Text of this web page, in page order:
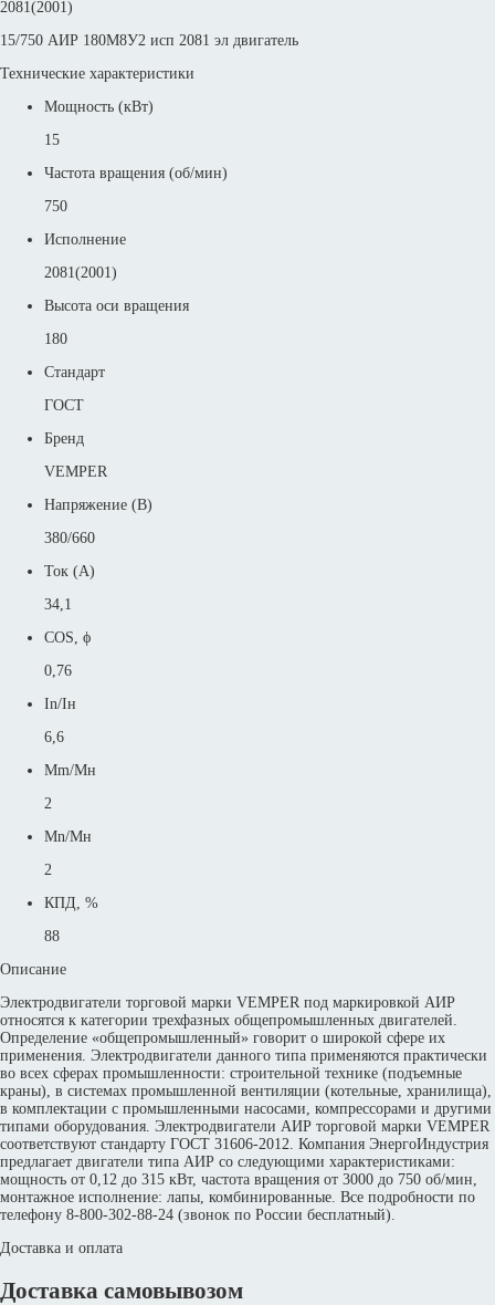
2081(2001)
15/750 АИР 180М8У2 исп 2081 эл двигатель
Технические характеристики
Мощность (кВт)
15
Частота вращения (об/мин)
750
Исполнение
2081(2001)
Высота оси вращения
180
Стандарт
ГОСТ
Бренд
VEMPER
Напряжение (В)
380/660
Ток (А)
34,1
COS, ϕ
0,76
In/Iн
6,6
Mm/Mн
2
Mn/Mн
2
КПД, %
88
Описание
Электродвигатели торговой марки VEMPER под маркировкой АИР
относятся к категории трехфазных общепромышленных двигателей.
Определение «общепромышленный» говорит о широкой сфере их
применения. Электродвигатели данного типа применяются практически
во всех сферах промышленности: строительной технике (подъемные
краны), в системах промышленной вентиляции (котельные, хранилища),
в комплектации с промышленными насосами, компрессорами и другими
типами оборудования. Электродвигатели АИР торговой марки VEMPER
соответствуют стандарту ГОСТ 31606-2012. Компания ЭнергоИндустрия
предлагает двигатели типа АИР со следующими характеристиками:
мощность от 0,12 до 315 кВт, частота вращения от 3000 до 750 об/мин,
монтажное исполнение: лапы, комбинированные. Все подробности по
телефону 8-800-302-88-24 (звонок по России бесплатный).
Доставка и оплата
Доставка самовывозом